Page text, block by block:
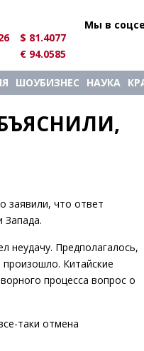
Мы в
$ 81.4077
€ 94.0585
ШОУБИЗНЕС НАУКА
заявили, что ответ
Запада.
неудачу. Предполагалось,
Китайские
процесса вопрос о
таки отмена